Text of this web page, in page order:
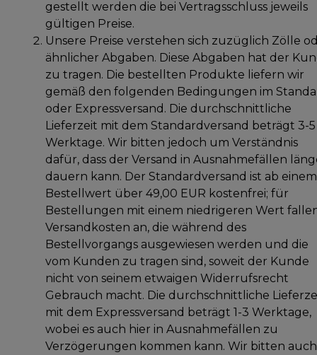
gestellt werden die bei Vertragsschluss jeweils
gültigen Preise.
Unsere Preise verstehen sich zuzüglich Zölle
ähnlicher Abgaben. Diese Abgaben hat der
zu tragen. Die bestellten Produkte liefern wir
gemäß den folgenden Bedingungen im
oder Expressversand. Die durchschnittliche
Lieferzeit mit dem Standardversand beträgt 3-5
Werktage. Wir bitten jedoch um Verständnis
dafür, dass der Versand in Ausnahmefällen
dauern kann. Der Standardversand ist ab einem
Bestellwert über 49,00 EUR kostenfrei; für
Bestellungen mit einem niedrigeren Wert
Versandkosten an, die während des
Bestellvorgangs ausgewiesen werden und die
vom Kunden zu tragen sind, soweit der Kunde
nicht von seinem etwaigen Widerrufsrecht
Gebrauch macht. Die durchschnittliche
mit dem Expressversand beträgt 1-3 Werktage,
wobei es auch hier in Ausnahmefällen zu
Verzögerungen kommen kann. Wir bitten auch